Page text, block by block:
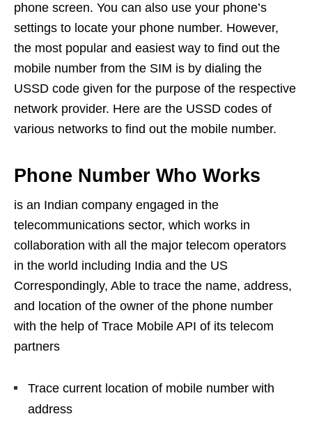
phone screen. You can also use your phone’s
settings to locate your phone number. However,
the most popular and easiest way to find out the
mobile number from the SIM is by dialing the
USSD code given for the purpose of the respective
network provider. Here are the USSD codes of
various networks to find out the mobile number.
Phone Number Who Works
is an Indian company engaged in the
telecommunications sector, which works in
collaboration with all the major telecom operators
in the world including India and the US
Correspondingly, Able to trace the name, address,
and location of the owner of the phone number
with the help of Trace Mobile API of its telecom
partners
Trace current location of mobile number with
address